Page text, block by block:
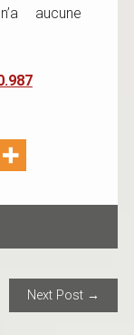
aucune
Next Post →